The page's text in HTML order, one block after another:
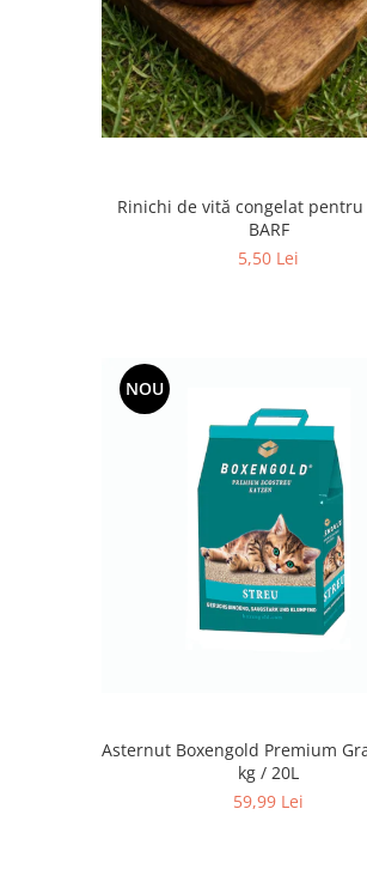
Rinichi de vită congelat
BARF
5,50 Lei
NOU
Asternut Boxengold Premium
kg / 20L
59,99 Lei